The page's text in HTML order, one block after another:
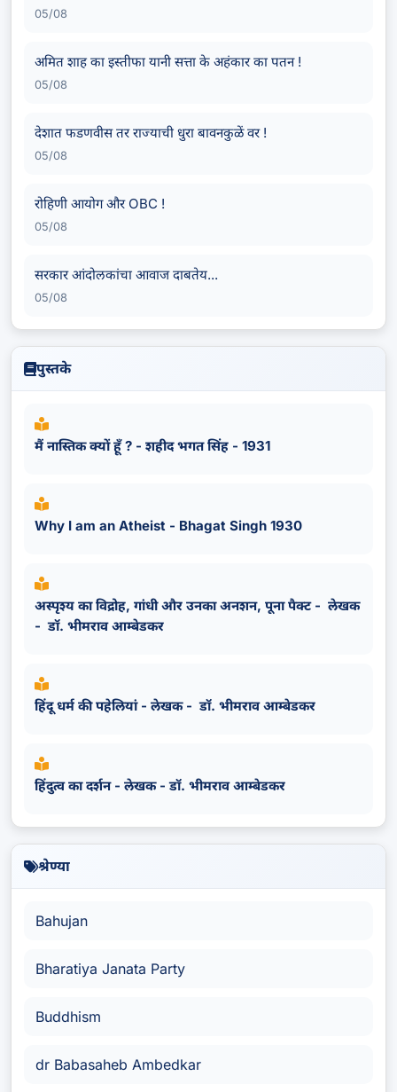
05/08
अमित शाह का इस्तीफा यानी सत्ता के अहंकार का पतन !
05/08
देशात फडणवीस तर राज्याची धुरा बावनकुळें वर !
05/08
रोहिणी आयोग और OBC !
05/08
सरकार आंदोलकांचा आवाज दाबतेय...
05/08
पुस्तके
मैं नास्तिक क्यों हूँ ? - शहीद भगत सिंह - 1931
Why I am an Atheist - Bhagat Singh 1930
अस्पृश्य का विद्रोह, गांधी और उनका अनशन, पूना पैक्ट - लेखक
- डॉ. भीमराव आम्बेडकर
हिंदू धर्म की पहेलियां - लेखक - डॉ. भीमराव आम्बेडकर
हिंदुत्व का दर्शन - लेखक - डॉ. भीमराव आम्बेडकर
श्रेण्या
Bahujan
Bharatiya Janata Party
Buddhism
dr Babasaheb Ambedkar